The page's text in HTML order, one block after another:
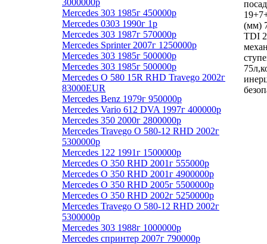
3000000р
Mercedes 303 1985г 450000р
Mercedes 0303 1990г 1р
Mercedes 303 1987г 570000р
Mercedes Sprinter 2007г 1250000р
Mercedes 303 1985г 500000р
Mercedes 303 1985г 500000р
Mercedes O 580 15R RHD Travego 2002г
83000EUR
Mercedes Benz 1979г 950000р
Mercedes Vario 612 DVA 1997г 400000р
Mercedes 350 2000г 2800000р
Mercedes Travego O 580-12 RHD 2002г
5300000р
Mercedes 122 1991г 1500000р
Mercedes O 350 RHD 2001г 555000р
Mercedes O 350 RHD 2001г 4900000р
Mercedes O 350 RHD 2005г 5500000р
Mercedes O 350 RHD 2002г 5250000р
Mercedes Travego O 580-12 RHD 2002г
5300000р
Mercedes 303 1988г 1000000р
Mercedes спринтер 2007г 790000р
(мм)
ТDI